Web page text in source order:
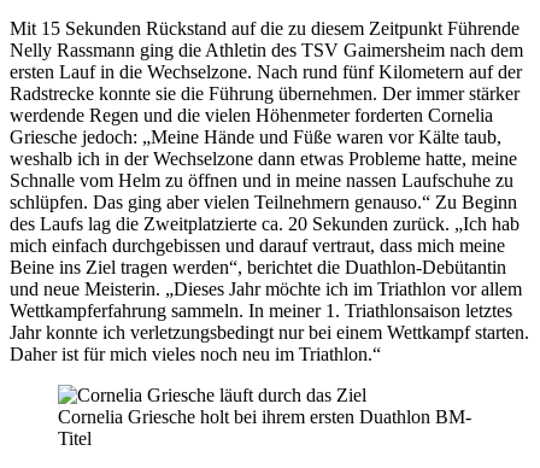
Mit 15 Sekunden Rückstand auf die zu diesem Zeitpunkt Führende
Nelly Rassmann ging die Athletin des TSV Gaimersheim nach dem
ersten Lauf in die Wechselzone. Nach rund fünf Kilometern auf der
Radstrecke konnte sie die Führung übernehmen. Der immer stärker
werdende Regen und die vielen Höhenmeter forderten Cornelia
Griesche jedoch: „Meine Hände und Füße waren vor Kälte taub,
weshalb ich in der Wechselzone dann etwas Probleme hatte, meine
Schnalle vom Helm zu öffnen und in meine nassen Laufschuhe zu
schlüpfen. Das ging aber vielen Teilnehmern genauso.“ Zu Beginn
des Laufs lag die Zweitplatzierte ca. 20 Sekunden zurück. „Ich hab
mich einfach durchgebissen und darauf vertraut, dass mich meine
Beine ins Ziel tragen werden“, berichtet die Duathlon-Debütantin
und neue Meisterin. „Dieses Jahr möchte ich im Triathlon vor allem
Wettkampferfahrung sammeln. In meiner 1. Triathlonsaison letztes
Jahr konnte ich verletzungsbedingt nur bei einem Wettkampf starten.
Daher ist für mich vieles noch neu im Triathlon.“
Cornelia Griesche holt bei ihrem ersten Duathlon BM-
Titel